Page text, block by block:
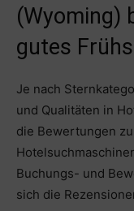
(Wyoming)
gutes
Je nach
und Qualitäten in
die Bewertungen
Buchungs- und
sich die